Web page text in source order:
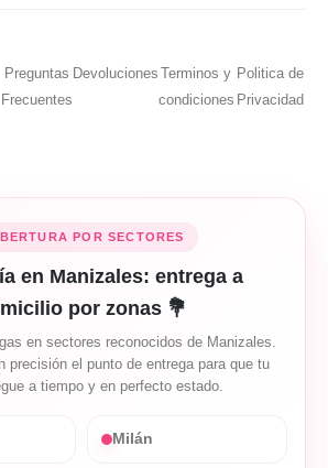
Preguntas
Frecuentes
Devoluciones Terminos y
condiciones
Politica de
Privacidad
POR SECTORES
en Manizales: entrega a
por zonas 💐
en sectores reconocidos de Manizales.
precisión el punto de entrega para que tu
a tiempo y en perfecto estado.
Milán